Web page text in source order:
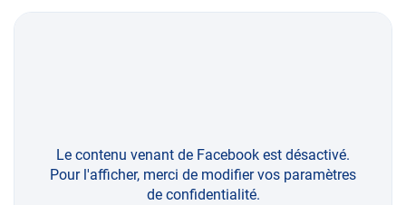
Le contenu venant de Facebook est désactivé.
Pour l'afficher, merci de modifier vos paramètres
de confidentialité.